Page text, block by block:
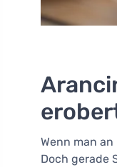
Wenn man
Doch gerade